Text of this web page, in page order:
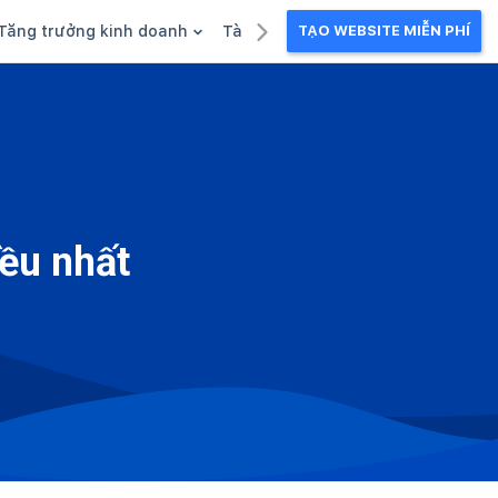
trưởng kinh doanh Tài liệu kinh doanhTẠO WEBSITE MIỄN PHÍ
nhất